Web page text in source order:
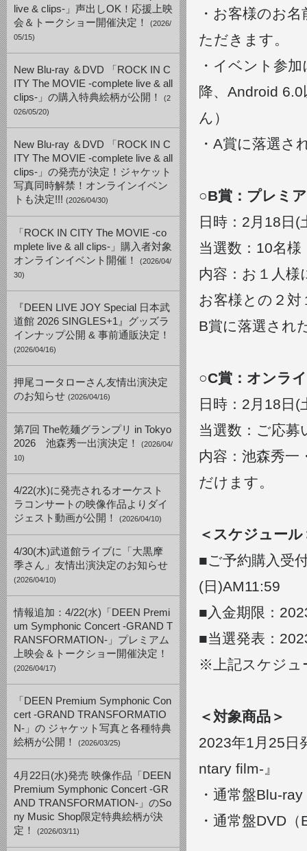
live & clips-」声出しOK！応援上映
会＆トークショー開催決定！
(2026/
05/15)
New Blu-ray ＆DVD 「ROCK IN C
ITY The MOVIE -complete live & all
clips-」の購入特典絵柄が公開！
(2
026/05/20)
New Blu-ray ＆DVD 「ROCK IN C
ITY The MOVIE -complete live & all
clips-」の発売が決定！ジャケット
写真同時解禁！オンラインイベン
トも決定!!! (2026/04/30)
「ROCK IN CITY The MOVIE -co
mplete live & all clips-」購入者対象
オンラインイベント開催！
(2026/04/
30)
『DEEN LIVE JOY Special 日本武
道館 2026 SINGLES+1』グッズラ
インナップ公開 & 事前通販決定！
(2026/04/16)
押尾コータローさん友情出演決定
のお知らせ (2026/04/16)
第7回 The乾麺グランプリ in Tokyo
2026 池森秀一出演決定！
(2026/04/
10)
4/22(水)に発売されるオーケスト
ラコンサートの映像作品よりダイ
ジェスト動画が公開！
(2026/04/10)
4/30(木)武道館ライブに「大黒摩
季さん」友情出演決定のお知らせ
(2026/04/10)
情報追加：4/22(水)「DEEN Premi
um Symphonic Concert -GRAND T
RANSFORMATION-」プレミアム
上映会＆トークショー開催決定！
(2026/04/17)
「DEEN Premium Symphonic Con
cert -GRAND TRANSFORMATIO
N-」の ジャケット写真と各種特典
絵柄が公開！
(2026/03/25)
4月22日(水)発売 映像作品「DEEN
Premium Symphonic Concert -GR
AND TRANSFORMATION-」のSo
ny Music Shop限定特典絵柄が決
定！
(2026/03/11)
・お客様のお
ただきます。
・イベント参
降、Android
ん）
・A賞に落選さ
○B賞：プレミ
日時：2月18日
当選数：10名
内容：お１人様
お客様との２
B賞に落選され
○C賞：オンラ
日時：2月18日
当選数：ご応
内容：池森秀
だけます。
＜スケジュール
■ご予約購入受
(日)AM11:59
■入金期限：
■当選発表：
※上記スケジュ
＜対象商品＞
2023年1月25日
ntary film-』
・通常盤Blu-
・通常盤DVD